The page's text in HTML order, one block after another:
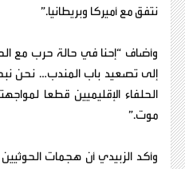
نتفق مع أميركا وبريطانيا.”
وأضاف “إحنا في حالة حرب مع
إلى تصعيد باب المندب… نحن
الحلفاء الإقليميين قطعا
موت.”
وأكد الزبيدي أن هجمات